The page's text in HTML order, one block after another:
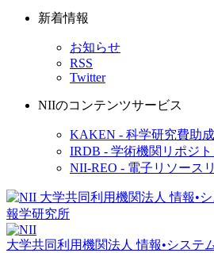
新着情報
お知らせ
RSS
Twitter
NIIのコンテンツサービス
KAKEN - 科学研究費助
IRDB - 学術機関リポジ
NII-REO - 電子リソース
大学共同利用機関法人 情報•システ